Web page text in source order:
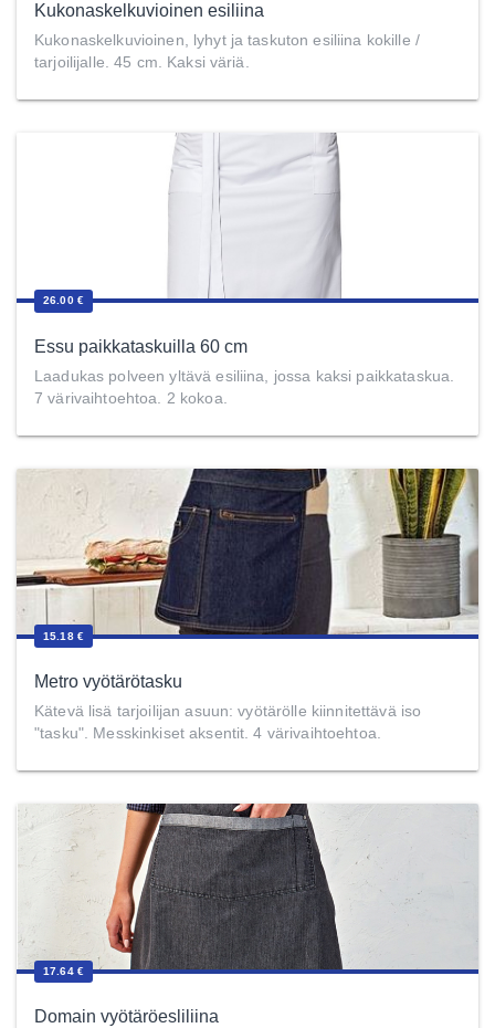
Kukonaskelkuvioinen esiliina
Kukonaskelkuvioinen, lyhyt ja taskuton esiliina kokille /
tarjoilijalle. 45 cm. Kaksi väriä.
26.00 €
Essu paikkataskuilla 60 cm
Laadukas polveen yltävä esiliina, jossa kaksi paikkataskua.
7 värivaihtoehtoa. 2 kokoa.
15.18 €
Metro vyötärötasku
Kätevä lisä tarjoilijan asuun: vyötärölle kiinnitettävä iso
"tasku". Messkinkiset aksentit. 4 värivaihtoehtoa.
17.64 €
Domain vyötäröesliliina